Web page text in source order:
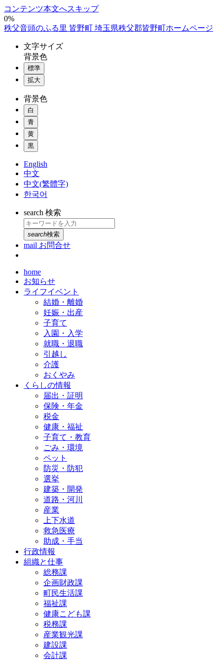
コンテンツ本文へスキップ
0%
秩父音頭のふる里 皆野町 埼玉県秩父郡皆野町ホームページ
文字サイズ
背景色
標準
拡大
背景色
白
青
黄
黒
English
中文
中文(繁體字)
한국어
search 検索
search検索
mail お問合せ
home
お知らせ
ライフイベント
結婚・離婚
妊娠・出産
子育て
入園・入学
就職・退職
引越し
介護
おくやみ
くらしの情報
届出・証明
保険・年金
税金
健康・福祉
子育て・教育
ごみ・環境
ペット
防災・防犯
選挙
建築・開発
道路・河川
産業
上下水道
救急医療
助成・手当
行政情報
組織と仕事
総務課
企画財政課
町民生活課
福祉課
健康こども課
税務課
産業観光課
建設課
会計課